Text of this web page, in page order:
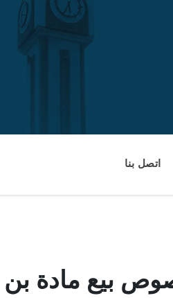
اتصل بنا
بيع مادة بن